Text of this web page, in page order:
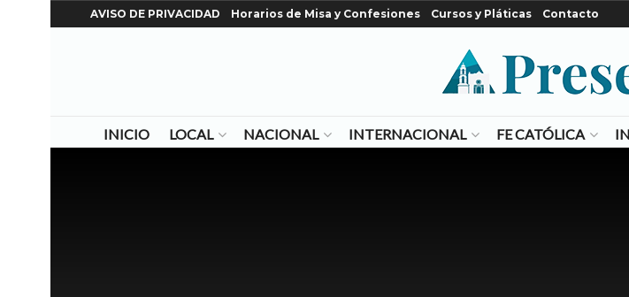
AVISO DE PRIVACIDAD Horarios de Misa y Confesiones Cursos y Pláticas Contacto
INICIO LOCAL NACIONAL INTERNACIONAL FE CATÓLICA